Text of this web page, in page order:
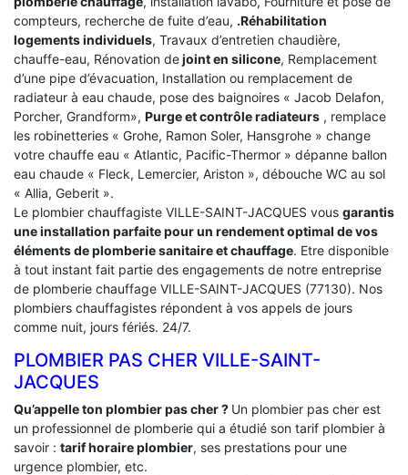
compteurs, recherche de fuite d’eau, .Réhabilitation
logements individuels, Travaux d’entretien chaudière,
chauffe-eau, Rénovation dejoint en silicone, Remplacement
d’une pipe d’évacuation, Installation ou remplacement de
radiateur à eau chaude, pose des baignoires « Jacob Delafon,
Porcher, Grandform», Purge et contrôle radiateurs , remplace
les robinetteries « Grohe, Ramon Soler, Hansgrohe » change
votre chauffe eau « Atlantic, Pacific-Thermor » dépanne ballon
eau chaude « Fleck, Lemercier, Ariston », débouche WC au sol
« Allia, Geberit ».
Le plombier chauffagiste VILLE-SAINT-JACQUES vous garantis
une installation parfaite pour un rendement optimal de vos
éléments de plomberie sanitaire et chauffage. Etre disponible
à tout instant fait partie des engagements de notre entreprise
de plomberie chauffage VILLE-SAINT-JACQUES (77130). Nos
plombiers chauffagistes répondent à vos appels de jours
comme nuit, jours fériés. 24/7.
PLOMBIER PAS CHER VILLE-SAINT-
JACQUES
Qu’appelle ton plombier pas cher ? Un plombier pas cher est
un professionnel de plomberie qui a étudié son tarif plombier à
savoir : tarif horaire plombier, ses prestations pour une
urgence plombier, etc.